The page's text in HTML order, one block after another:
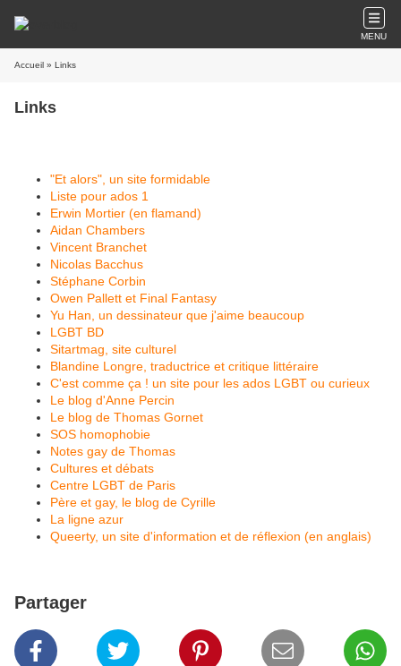
MENU
Accueil » Links
Links
"Et alors", un site formidable
Liste pour ados 1
Erwin Mortier (en flamand)
Aidan Chambers
Vincent Branchet
Nicolas Bacchus
Stéphane Corbin
Owen Pallett et Final Fantasy
Yu Han, un dessinateur que j'aime beaucoup
LGBT BD
Sitartmag, site culturel
Blandine Longre, traductrice et critique littéraire
C'est comme ça ! un site pour les ados LGBT ou curieux
Le blog d'Anne Percin
Le blog de Thomas Gornet
SOS homophobie
Notes gay de Thomas
Cultures et débats
Centre LGBT de Paris
Père et gay, le blog de Cyrille
La ligne azur
Queerty, un site d'information et de réflexion (en anglais)
Partager